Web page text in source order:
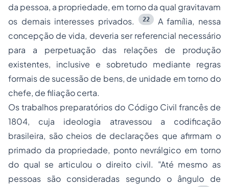
da pessoa, a propriedade, em torno da qual gravitavam
os demais interesses privados.
22 A família, nessa
concepção de vida, deveria ser referencial necessário
para a perpetuação das relações de produção
existentes, inclusive e sobretudo mediante regras
formais de sucessão de bens, de unidade em torno do
chefe, de filiação certa.
Os trabalhos preparatórios do Código Civil francês de
1804, cuja ideologia atravessou a codificação
brasileira, são cheios de declarações que afirmam o
primado da propriedade, ponto nevrálgico em torno
do qual se articulou o direito civil. "Até mesmo as
pessoas são consideradas segundo o ângulo de